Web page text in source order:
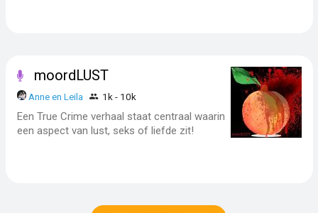
moordLUST
Anne en Leila 1k - 10k
Een True Crime verhaal staat centraal waarin
een aspect van lust, seks of liefde zit!